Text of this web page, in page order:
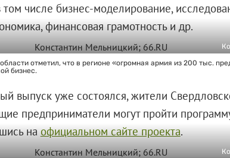
числе бизнес-моделирование,
финансовая грамотность и др.
отметил, что в регионе «огромная армия из 200 тыс.
бизнес.
выпуск уже состоялся, жители
предприниматели могут пройти
наофициальном сайте проекта.